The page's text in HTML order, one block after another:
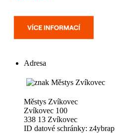
Adresa
Městys Zvíkovec
Zvíkovec 100
338 13 Zvíkovec
ID datové schránky: z4ybrap